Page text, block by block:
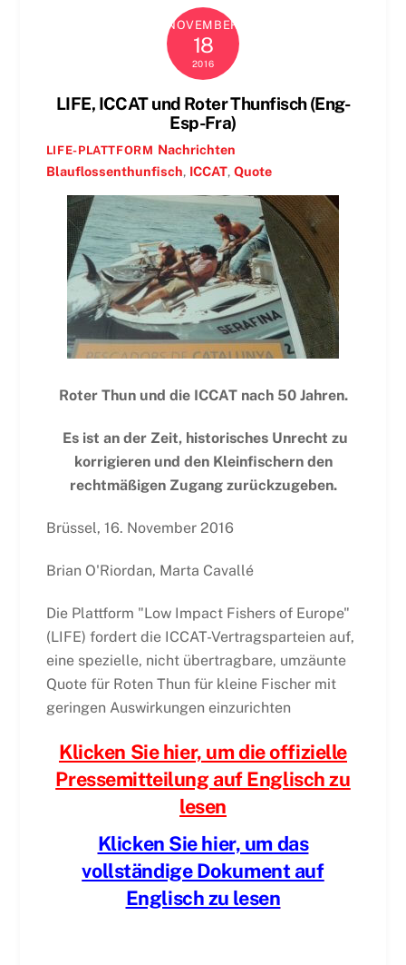
NOVEMBER
18
2016
LIFE, ICCAT und Roter Thunfisch (Eng-
Esp-Fra)
LIFE-PLATTFORM Nachrichten
Blauflossenthunfisch, ICCAT, Quote
Roter Thun und die ICCAT nach 50 Jahren.
Es ist an der Zeit, historisches Unrecht zu
korrigieren und den Kleinfischern den
rechtmäßigen Zugang zurückzugeben.
Brüssel, 16. November 2016
Brian O'Riordan, Marta Cavallé
Die Plattform "Low Impact Fishers of Europe"
(LIFE) fordert die ICCAT-Vertragsparteien auf,
eine spezielle, nicht übertragbare, umzäunte
Quote für Roten Thun für kleine Fischer mit
geringen Auswirkungen einzurichten
Klicken Sie hier, um die offizielle
Pressemitteilung auf Englisch zu
lesen
Klicken Sie hier, um das
vollständige Dokument auf
Englisch zu lesen